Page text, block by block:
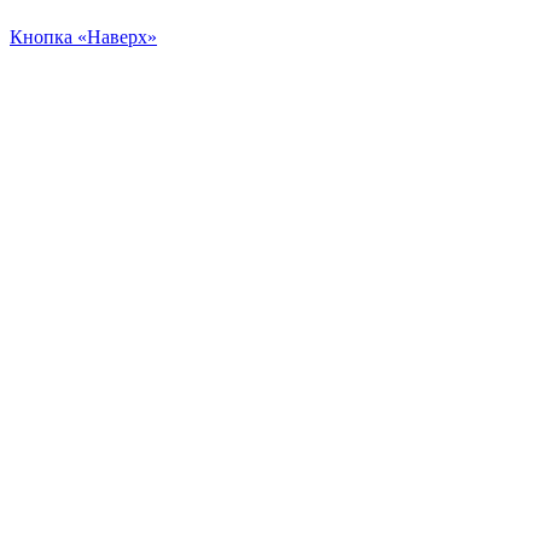
Кнопка «Наверх»